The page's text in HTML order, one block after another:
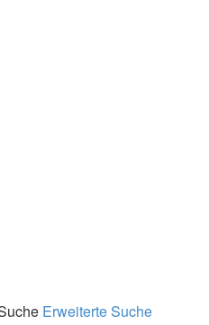
Erweiterte Suche